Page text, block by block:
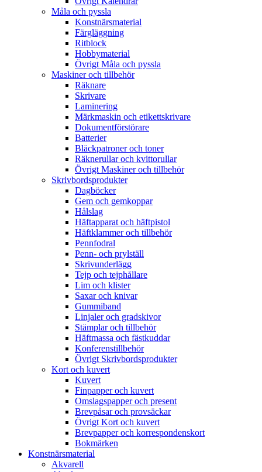
Måla och pyssla
Konstnärsmaterial
Färgläggning
Ritblock
Hobbymaterial
Övrigt Måla och pyssla
Maskiner och tillbehör
Räknare
Skrivare
Laminering
Märkmaskin och etikettskrivare
Dokumentförstörare
Batterier
Bläckpatroner och toner
Räknerullar och kvittorullar
Övrigt Maskiner och tillbehör
Skrivbordsprodukter
Dagböcker
Gem och gemkoppar
Hålslag
Häftapparat och häftpistol
Häftklammer och tillbehör
Pennfodral
Penn- och prylställ
Skrivunderlägg
Tejp och tejphållare
Lim och klister
Saxar och knivar
Gummiband
Linjaler och gradskivor
Stämplar och tillbehör
Häftmassa och fästkuddar
Konferenstillbehör
Övrigt Skrivbordsprodukter
Kort och kuvert
Kuvert
Finpapper och kuvert
Omslagspapper och present
Brevpåsar och provsäckar
Övrigt Kort och kuvert
Brevpapper och korrespondenskort
Bokmärken
Konstnärsmaterial
Akvarell